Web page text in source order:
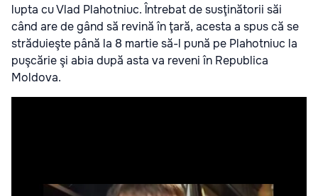
lupta cu Vlad Plahotniuc. Întrebat de susţinătorii săi
când are de gând să revină în ţară, acesta a spus că se
străduieşte până la 8 martie să-l pună pe Plahotniuc la
puşcărie şi abia după asta va reveni în Republica
Moldova.